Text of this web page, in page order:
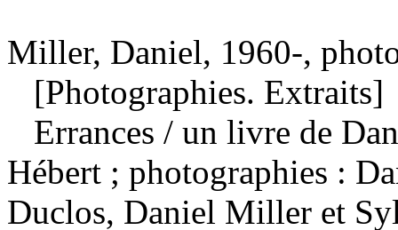
Miller, Daniel, 1960-,
[Photographies. Extraits]
Errances / un livre de
Hébert ; photographies :
Duclos, Daniel Miller et